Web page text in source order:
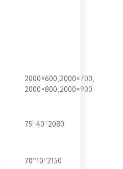
2000×600, 2000×700,
2000×800, 2000×900
75*40*2080
70*10*2150